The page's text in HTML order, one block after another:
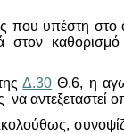
που υπέστη
στον
Δ.30 Θ.6, η
αντεξεταστεί